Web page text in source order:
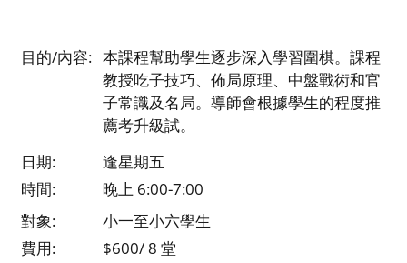
目的/內容: 本課程幫助學生逐步深入學習圍棋。課程
教授吃子技巧、佈局原理、中盤戰術和官
子常識及名局。導師會根據學生的程度推
薦考升級試。
日期:
逢星期五
時間:
晚上 6:00-7:00
對象:
小一至小六學生
費用:
$600/ 8 堂